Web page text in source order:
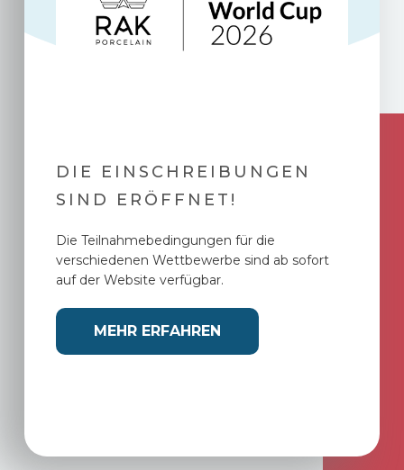
DIE EINSCHREIBUNGEN
SIND ERÖFFNET!
Die Teilnahmebedingungen für die
verschiedenen Wettbewerbe sind ab sofort
auf der Website verfügbar.
MEHR ERFAHREN